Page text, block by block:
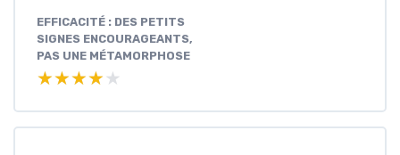
EFFICACITÉ : DES PETITS
SIGNES ENCOURAGEANTS,
PAS UNE MÉTAMORPHOSE
★★★★★
★★★★★